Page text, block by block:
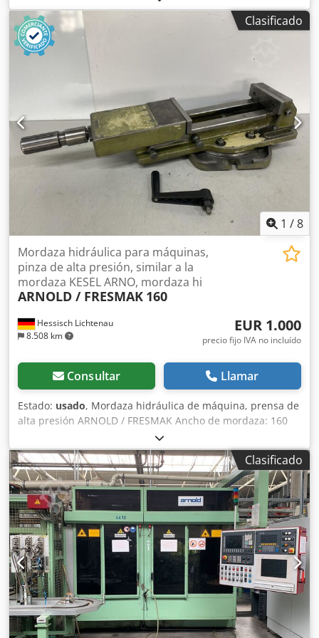
favor, indique su precio de oferta. Precio sin embalaje ni
transporte; pago por adelantado. Si está interesado en la
máquina, necesita hacernos una oferta de precio. La
entrega se realizará en nuestra ubicación. Condiciones de
entrega: EXW Cugir, Rumanía. El comprador puede asistir
en el desmontaje de la máquina. El comprador es
responsable del transporte de la máquina. Nosotros sólo
organizamos la carga de la máquina en el
remolque/camión con carretilla elevadora/grúa. Csdpfx
Aoza T A Rjbxoha
Clasificado
1 /8
Hessisch Lichtenau
8.508 km
Mordaza hidráulica para máquinas,
pinza de alta presión, similar a la
mordaza KESEL ARNO, mordaza hi
ARNOLD / FRESMAK 160
EUR 1.000
precio fijo IVA no incluído
Consultar Llamar
Estado: usado, Mordaza hidráulica de máquina, prensa de
alta presión ARNOLD / FRESMAK Ancho de mordaza: 160
mm Altura de mordaza: 50 mm Fuerza de sujeción: 5
toneladas Rango de sujeción: 0 a 305 mm Apertura
máxima: 308 mm Altura de la guía: 112 mm Chodpfoxp R E
Tjx Abxsa - 2 rangos de sujeción ajustables mediante
pasador, 0 a 158 y 148 a 308 mm - con plato giratorio
Dimensiones L x A x H: 580 x 325 x 165 mm Peso propio: 65
kg Buen estado
Clasificado